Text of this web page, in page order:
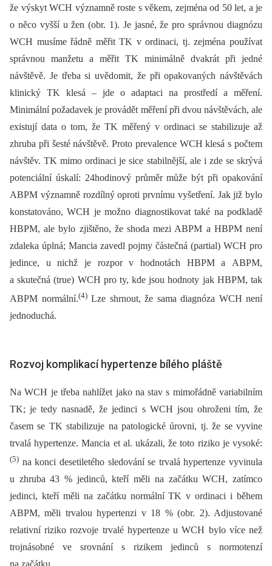
že výskyt WCH významně roste s věkem, zejména od 50 let, a je
o něco vyšší u žen (obr. 1). Je jasné, že pro správnou diagnózu
WCH musíme řádně měřit TK v ordinaci, tj. zejména používat
správnou manžetu a měřit TK minimálně dvakrát při jedné
návštěvě. Je třeba si uvědomit, že při opakovaných návštěvách
klinický TK klesá –⁠ jde o adaptaci na prostředí a měření.
Minimální požadavek je provádět měření při dvou návštěvách, ale
existují data o tom, že TK měřený v ordinaci se stabilizuje až
zhruba při šesté návštěvě. Proto prevalence WCH klesá s počtem
návštěv. TK mimo ordinaci je sice stabilnější, ale i zde se skrývá
potenciální úskalí: 24hodinový průměr může být při opakování
ABPM významně rozdílný oproti prvnímu vyšetření. Jak již bylo
konstatováno, WCH je možno diagnostikovat také na podkladě
HBPM, ale bylo zjištěno, že shoda mezi ABPM a HBPM není
zdaleka úplná; Mancia zavedl pojmy částečná (partial) WCH pro
jedince, u nichž je rozpor v hodnotách HBPM a ABPM,
a skutečná (true) WCH pro ty, kde jsou hodnoty jak HBPM, tak
ABPM normální.(4)Lze shrnout, že sama diagnóza WCH není
jednoduchá.
Rozvoj komplikací hypertenze bílého pláště
Na WCH je třeba nahlížet jako na stav s mimořádně variabilním
TK; je tedy nasnadě, že jedinci s WCH jsou ohroženi tím, že
časem se TK stabilizuje na patologické úrovni, tj. že se vyvine
trvalá hypertenze. Mancia et al. ukázali, že toto riziko je vysoké:
(5) na konci desetiletého sledování se trvalá hypertenze vyvinula
u zhruba 43 % jedinců, kteří měli na začátku WCH, zatímco
jedinci, kteří měli na začátku normální TK v ordinaci i během
ABPM, měli trvalou hypertenzi v 18 % (obr. 2). Adjustované
relativní riziko rozvoje trvalé hypertenze u WCH bylo více než
trojnásobné ve srovnání s rizikem jedinců s normotenzí
na začátku.